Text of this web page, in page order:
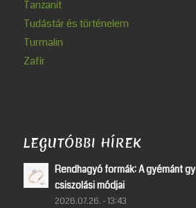
Tanzanit
Tudástár és történelem
Turmalin
Zafír
LEGUTÓBBI HÍREK
Rendhagyó formák: A gyémánt
csiszolási módjai
2026.07.26. - 13:43